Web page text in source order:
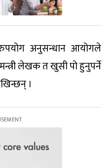
अनुसन्धान आयोगले
लेखक त खुसी पो हुनुपर्ने
।